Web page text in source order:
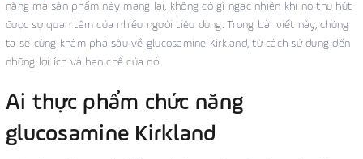
năng mà sản phẩm này mang lại, không có gì ngạc nhiên khi nó thu hút
được sự quan tâm của nhiều người tiêu dùng. Trong bài viết này, chúng
ta sẽ cùng khám phá sâu về glucosamine Kirkland, từ cách sử dụng đến
những lợi ích và hạn chế của nó.
Ai thực phẩm chức năng
glucosamine Kirkland